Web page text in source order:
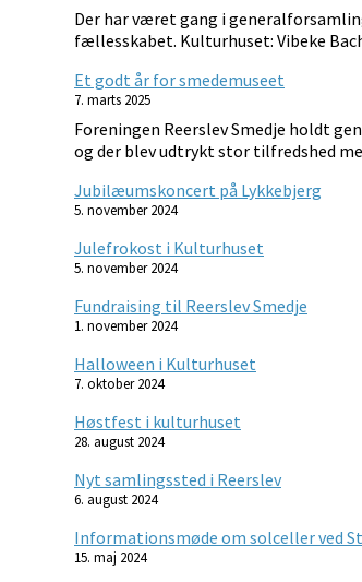
Der har været gang i
fællesskabet. Kulturhuset: Vibeke
Et godt år for smedemuseet
7. marts 2025
Foreningen Reerslev Smedje holdt
og der blev udtrykt stor tilfredshed
Jubilæumskoncert på Lykkebjerg
5. november 2024
Julefrokost i Kulturhuset
5. november 2024
Fundraising til Reerslev Smedje
1. november 2024
Halloween i Kulturhuset
7. oktober 2024
Høstfest i kulturhuset
28. august 2024
Nyt samlingssted i Reerslev
6. august 2024
Informationsmøde om solceller ved
15. maj 2024